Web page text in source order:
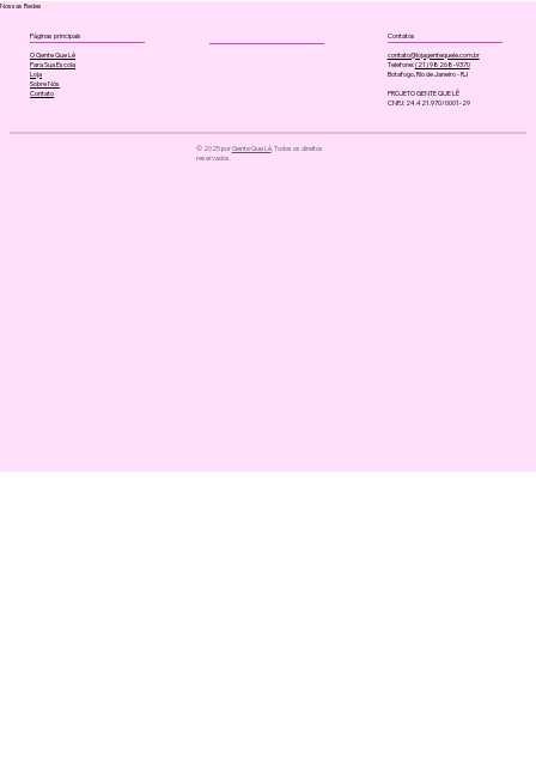
Nossas Redes
Páginas principais
O Gente Que Lê
Para Sua Escola
Loja
Sobre Nós
Contato
Contatos
contato@lojagentequele.com.br
Telefone:(21) 98268-9370
Botafogo, Rio de Janeiro - RJ
PROJETO GENTE QUE LÊ
CNPJ: 24.421.970/0001-29
© 2025 porGente Que Lê. Todos os direitos
reservados.